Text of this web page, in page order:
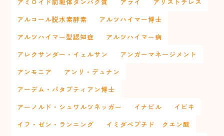
アルコール脱水素酵素
アルツハイマー博士
アルツハイマー型認知症
アルツハイマー病
アレクサンダー・イェルサン
アンガーマネージメント
アンモニア
アンリ・デュナン
アーデム・パタプティアン博士
アーノルド・シュワルツネッガー
イナビル
イビキ
イフ・ゼン・ランニング
イミダペプチド クエン酸